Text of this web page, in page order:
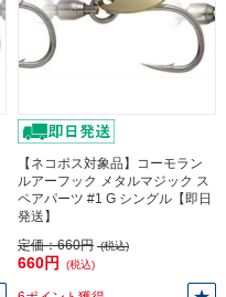
【ネコポス対象品】コーモラン
ルアーフック メタルマジック ス
ペアパーツ #1 G シングル【即日
発送】
定価：660円 (税込)
660円 (税込)